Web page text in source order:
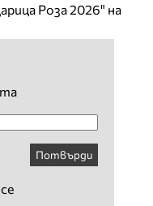
Роза 2026" на
Потвърди